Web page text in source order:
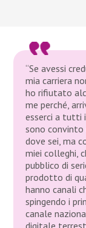
“Se avessi
mia carriera
ho rifiutato
me perché,
esserci a tutti
sono convinto
dove sei, ma
miei colleghi,
pubblico di
prodotto di
hanno canali
spingendo i
canale